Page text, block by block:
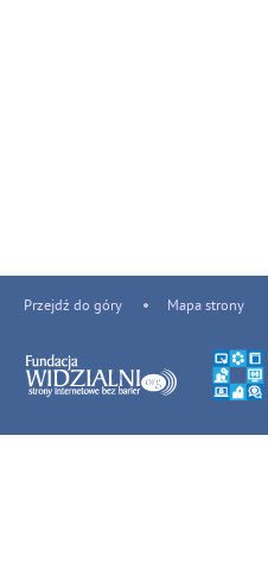
Przejdź do góry Mapa strony